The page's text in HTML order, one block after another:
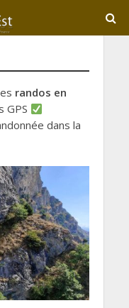
randos en
GPS
dans la